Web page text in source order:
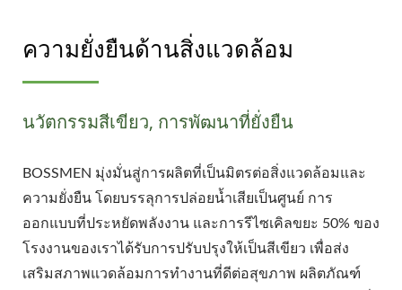
ความยั่งยืนด้านสิ่งแวดล้อม
นวัตกรรมสีเขียว, การพัฒนาที่ยั่งยืน
BOSSMEN มุ่งมั่นสู่การผลิตที่เป็นมิตรต่อสิ่งแวดล้อมและ
ความยั่งยืน โดยบรรลุการปล่อยน้ำเสียเป็นศูนย์ การ
ออกแบบที่ประหยัดพลังงาน และการรีไซเคิลขยะ 50% ของ
โรงงานของเราได้รับการปรับปรุงให้เป็นสีเขียว เพื่อส่ง
เสริมสภาพแวดล้อมการทำงานที่ดีต่อสุขภาพ ผลิตภัณฑ์